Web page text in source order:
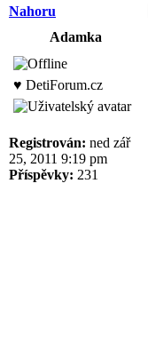
Nahoru
Adamka
♥ DetiForum.cz
Registrován: ned zář
25, 2011 9:19 pm
Příspěvky: 231